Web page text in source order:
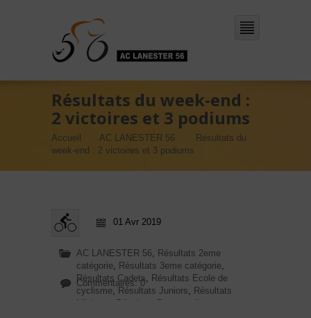
Résultats du week-end :
2 victoires et 3 podiums
Accueil AC LANESTER 56
Résultats du
week-end : 2 victoires et 3 podiums
01 Avr 2019
AC LANESTER 56, Résultats 2eme
catégorie, Résultats 3eme catégorie,
Résultats Cadets, Résultats Ecole de
cyclisme, Résultats Juniors, Résultats
Minimes
Résultats Pass cyclisme
Commentaires: 0